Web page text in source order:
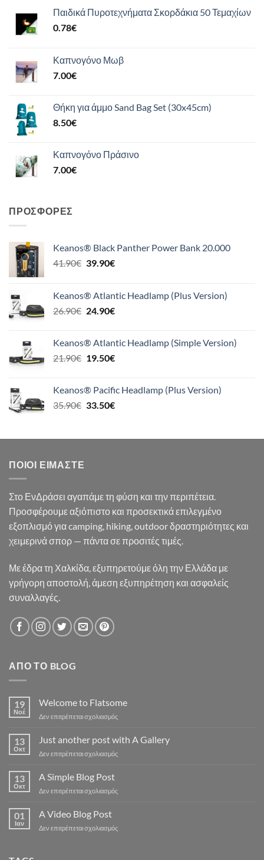
Παιδικά Πυροτεχνήματα Σκορδάκια 50 Τεμαχίων
0.78€
Καπνογόνο Μωβ
7.00€
Θήκη για άμμο Sand Bag Set (30x45cm)
8.50€
Καπνογόνο Πράσινο
7.00€
ΠΡΟΣΦΟΡΈΣ
Keanos® Black Panther Power Bank 20.000
41.90€ Original
41.90€.
39.90€Η
είναι:
39.90€.
Keanos® Atlantic Headlamp (Plus Version)
26.90€ Original
26.90€.
24.90€Η
είναι:
24.90€.
Keanos® Atlantic Headlamp (Simple Version)
21.90€ Original
21.90€.
19.50€Η
είναι:
19.50€.
Keanos® Pacific Headlamp (Plus Version)
35.90€ Original
35.90€.
33.50€Η
είναι:
ΠΟΙΟΙ ΕΊΜΑΣΤΕ
Στο ΕνΔράσει αγαπάμε τη φύση και την περιπέτεια.
Προσφέρουμε αξιόπιστο και προσεκτικά επιλεγμένο
εξοπλισμό για camping, hiking, outdoor δραστηριότητες και
χειμερινά σπορ — πάντα σε προσιτές τιμές.
Με έδρα τη Χαλκίδα, εξυπηρετούμε όλη την Ελλάδα με
γρήγορη αποστολή, άμεση εξυπηρέτηση και ασφαλείς
συναλλαγές.
ΑΠΌ ΤΟ BLOG
19
Νοέ
Welcome to Flatsome
Δεν επιτρέπεται σχολιασμόςστο
to
Flatsome
13
Οκτ
Just another post with A Gallery
Δεν επιτρέπεται σχολιασμόςστο
with
13
Οκτ
A Simple Blog Post
Δεν επιτρέπεται σχολιασμόςστο
Post
01
Ιαν
A Video Blog Post
Δεν επιτρέπεται σχολιασμόςστο